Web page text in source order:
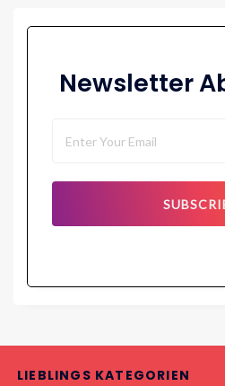
Newsletter
LIEBLINGS KATEGORIEN